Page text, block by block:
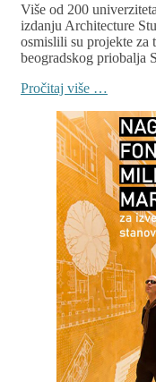
Više od 200
izdanju Architecture
osmislili su projekte za
beogradskog priobalja
Pročitaj više …